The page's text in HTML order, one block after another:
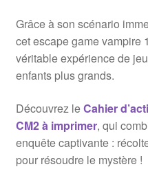
Grâce à son scénario
cet escape game vampire
véritable expérience de
enfants plus grands.
Découvrez leCahier
CM2 à imprimer, qui
enquête captivante :
pour résoudre le mystère !